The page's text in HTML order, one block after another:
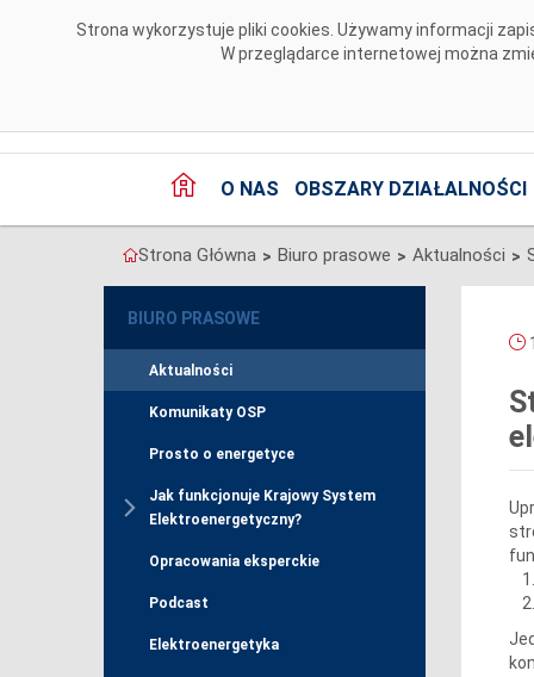
Strona wykorzystuje pliki cookies. Używamy informacji
W przeglądarce internetowej można
O NAS OBSZARY DZIAŁALNOŚCI
Strona Główna > Biuro prasowe > Aktualności >
BIURO PRASOWE
Aktualności
Komunikaty OSP
Prosto o energetyce
Jak funkcjonuje Krajowy System
Elektroenergetyczny?
Opracowania eksperckie
Podcast
Elektroenergetyka